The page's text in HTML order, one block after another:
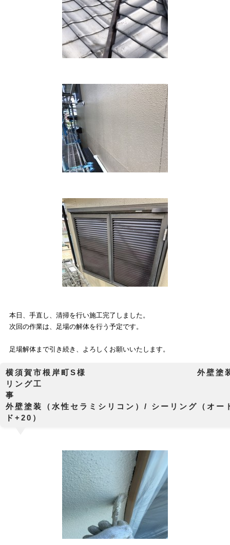
本日、 手直し、清掃を行い施工完了しました。
次回の作業は、足場の解体を行う予定です。
足場解体まで引き続き、よろしくお願いいたします。
横須賀市根岸町S様 外壁塗装工
リング工
外壁塗装（水性セラミシリコン）/ シーリング（オー
ド+20）